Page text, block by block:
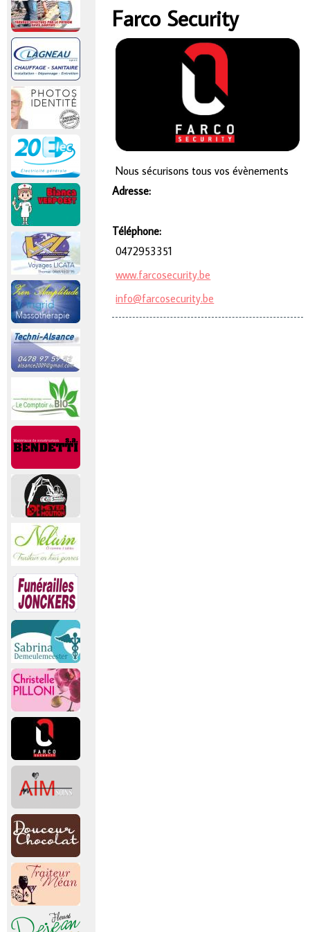
Vous êtes ici
Farco Security
Nous sécurisons tous vos évènements
Adresse:
Téléphone:
0472953351
www.farcosecurity.be
info@farcosecurity.be
r
n
c
p
a